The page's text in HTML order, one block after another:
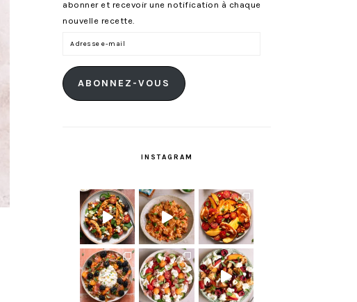
abonner et recevoir une notification à chaque
nouvelle recette.
Adresse
mail
ABONNEZ-VOUS
INSTAGRAM